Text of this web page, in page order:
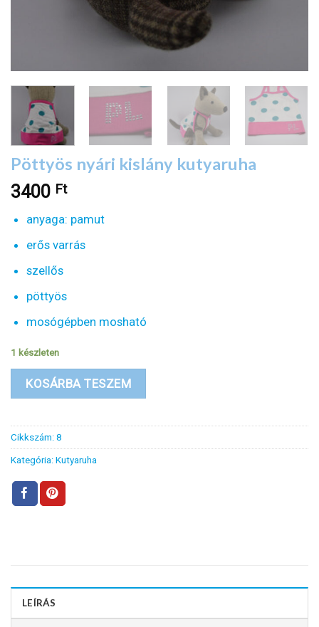
Pöttyös nyári kislány kutyaruha
3400 Ft
anyaga: pamut
erős varrás
szellős
pöttyös
mosógépben mosható
1 készleten
KOSÁRBA TESZEM
Cikkszám: 8
Kategória: Kutyaruha
LEÍRÁS